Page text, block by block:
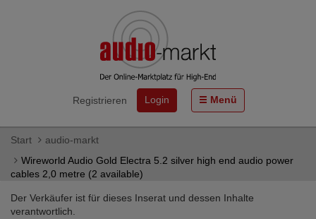
Registrieren Login Menü
Start
audio-markt
Wireworld Audio Gold Electra 5.2 silver high end audio power
cables 2,0 metre (2 available)
Der Verkäufer ist für dieses Inserat und dessen Inhalte
verantwortlich.